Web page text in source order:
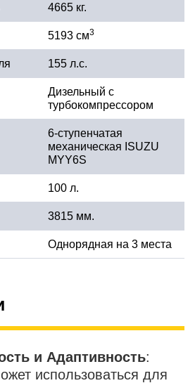
4665 кг.
5193 см3
155 л.с.
Дизельный с
турбокомпрессором
6-ступенчатая
механическая ISUZU
MYY6S
100 л.
3815 мм.
Однорядная на 3 места
и Адаптивность:
использоваться для